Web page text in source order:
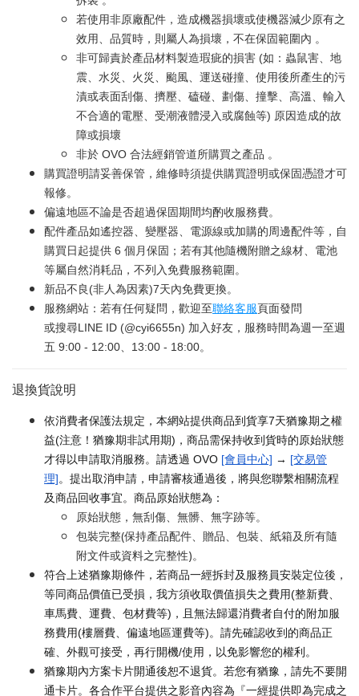
若使用非原廠配件，造成機器損壞或使機器減少原有之
效用、品質時，則屬人為損壞，不在保固範圍內 。
非可歸責於產品材料製造瑕疵的損害 (如：蟲鼠害、地
震、水災、火災、颱風、運送碰撞、使用後所產生的污
漬或表面刮傷、擠壓、磕碰、劃傷、撞擊、高溫、輸入
不合適的電壓、受潮液體浸入或腐蝕等) 原因造成的故
障或損壞
非於 OVO 合法經銷管道所購買之產品 。
購買證明請妥善保管，維修時須提供購買證明或保固憑證才可
報修。
偏遠地區不論是否超過保固期間均酌收服務費。
配件產品如遙控器、變壓器、電源線或加購的周邊配件等，自
購買日起提供 6 個月保固；若有其他隨機附贈之線材、電池
等屬自然消耗品，不列入免費服務範圍。
新品不良(非人為因素)7天內免費更換。
服務網站：若有任何疑問，歡迎至聯絡客服頁面發問
或搜尋LINE ID (@cyi6655n) 加入好友，服務時間為週一至週
五 9:00 - 12:00、13:00 - 18:00。
退換貨說明
依消費者保護法規定，本網站提供商品到貨享7天猶豫期之權
益(注意！猶豫期非試用期)，商品需保持收到貨時的原始狀態
才得以申請取消服務。請透過 OVO [會員中心] → [交易管
理]。提出取消申請，申請審核通過後，將與您聯繫相關流程
及商品回收事宜。商品原始狀態為：
原始狀態，無刮傷、無髒、無字跡等。
包裝完整(保持產品配件、贈品、包裝、紙箱及所有隨
附文件或資料之完整性)。
符合上述猶豫期條件，若商品一經拆封及服務員安裝定位後，
等同商品價值已受損，我方須收取價值損失之費用(整新費、
車馬費、運費、包材費等)，且無法歸還消費者自付的附加服
務費用(樓層費、偏遠地區運費等)。請先確認收到的商品正
確、外觀可接受，再行開機/使用，以免影響您的權利。
猶豫期內方案卡片開通後恕不退貨。若您有猶豫，請先不要開
通卡片。各合作平台提供之影音內容為『一經提供即為完成之